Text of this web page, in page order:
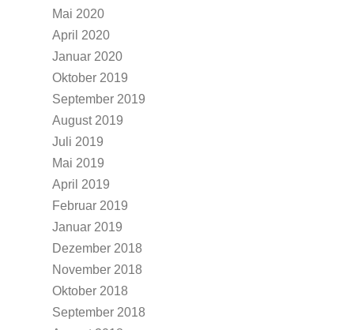
Mai 2020
April 2020
Januar 2020
Oktober 2019
September 2019
August 2019
Juli 2019
Mai 2019
April 2019
Februar 2019
Januar 2019
Dezember 2018
November 2018
Oktober 2018
September 2018